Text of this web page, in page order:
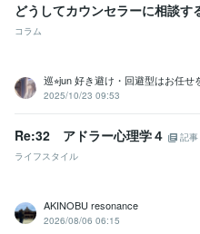
どうしてカウンセラーに相談す
コラム
巡⭐︎jun 好き避け・回避型はお任せ
2025/10/23 09:53
Re:32 アドラー心理学４
記事
ライフスタイル
AKINOBU resonance
2026/08/06 06:15